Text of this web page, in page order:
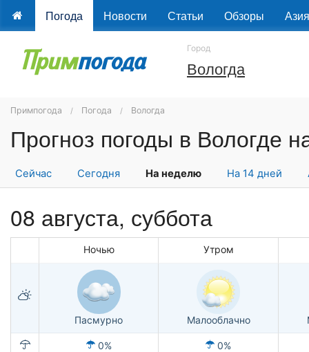
Погода Новости Статьи Обзоры Азия
Город
Вологда
Примпогода Погода Вологда
Прогноз погоды в Вологде
Сейчас Сегодня На неделю На 14 дней
08 августа, суббота
Ночью Утром
Пасмурно Малооблачно
0% 0%